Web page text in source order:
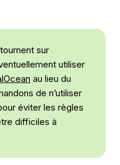
sur
utiliser
au lieu du
de n’utiliser
éviter les règles
difficiles à